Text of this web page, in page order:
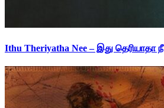
Ithu Theriyatha Nee – இது தெரியாதா நீ